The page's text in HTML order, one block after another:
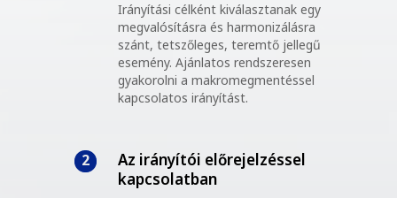
Irányítási célként kiválasztanak egy
megvalósításra és harmonizálásra
szánt, tetszőleges, teremtő jellegű
esemény. Ajánlatos rendszeresen
gyakorolni a makromegmentéssel
kapcsolatos irányítást.
Az irányítói előrejelzéssel
kapcsolatban
2